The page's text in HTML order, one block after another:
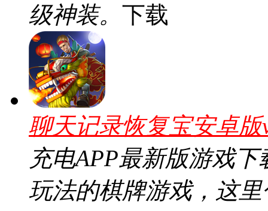
级神装。 下载
聊天记录恢复宝安卓版
充电APP最新版游戏
玩法的棋牌游戏，这